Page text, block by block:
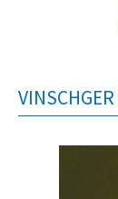
VINSCHGER